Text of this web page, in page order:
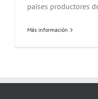
países productores
Más información